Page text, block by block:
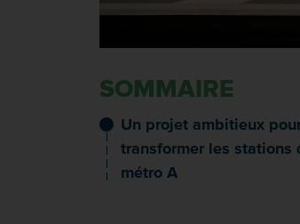
SOMMAIRE
Un projet ambitieux
transformer les stations
métro A